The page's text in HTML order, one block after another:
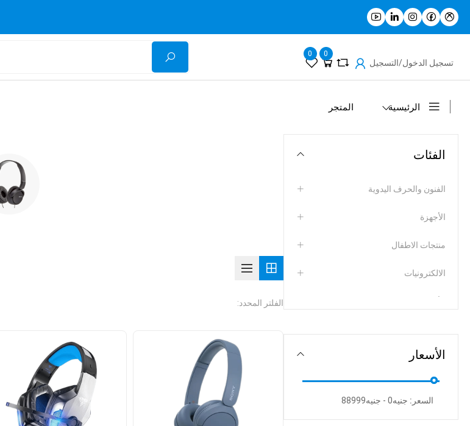
0 0
تسجيل الدخول/التسجيل
الرئيسية المتجر
الفلتر المحدد:
الفئات
الفنون والحرف اليدوية
الأجهزة
منتجات الاطفال
الالكترونيات
الأمتعة
العناية الشخصية والجمال
الأسعار
السعر: جنيه0
- جنيه88999